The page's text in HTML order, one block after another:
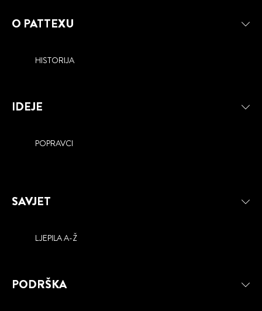
O PATTEXU
HISTORIJA
IDEJE
POPRAVCI
SAVJET
LJEPILA A-Ž
PODRŠKA